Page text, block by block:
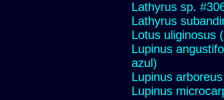
Lathyrus sp.
Lathyrus
Lotus uliginosus
Lupinus
azul)
Lupinus
Lupinus